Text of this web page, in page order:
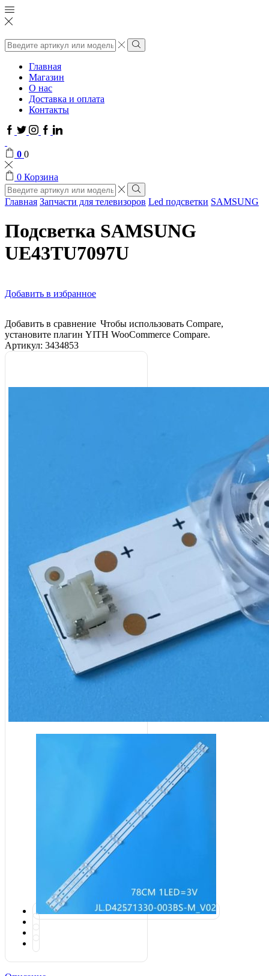
Поиск
ввода
Поиск
Главная
Магазин
О нас
Доставка и оплата
Контакты
Facebook
TwitterInstagram
GoogleLinkedin
0 0
0 Корзина
Поиск
ввода
Поиск
Главная Запчасти для телевизоров Led подсветки SAMSUNG
Подсветка SAMSUNG
UE43TU7097U
Добавить в избранное
Добавить в сравнение Чтобы использовать Compare,
установите плагин YITH WooCommerce Compare.
Артикул: 3434853